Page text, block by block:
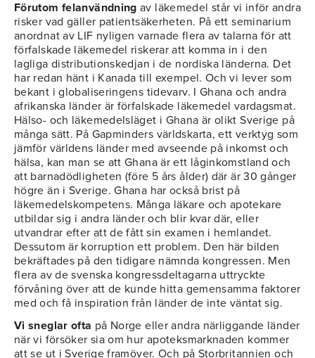
Förutom felanvändning av läkemedel står vi inför andra
risker vad gäller patientsäkerheten. På ett seminarium
anordnat av LIF nyligen varnade flera av talarna för att
förfalskade läkemedel riskerar att komma in i den
lagliga distributionskedjan i de nordiska länderna. Det
har redan hänt i Kanada till exempel. Och vi lever som
bekant i globaliseringens tidevarv. I Ghana och andra
afrikanska länder är förfalskade läkemedel vardagsmat.
Hälso- och läkemedelsläget i Ghana är olikt Sverige på
många sätt. På Gapminders världskarta, ett verktyg som
jämför världens länder med avseende på inkomst och
hälsa, kan man se att Ghana är ett låginkomstland och
att barnadödligheten (före 5 års ålder) där är 30 gånger
högre än i Sverige. Ghana har också brist på
läkemedelskompetens. Många läkare och apotekare
utbildar sig i andra länder och blir kvar där, eller
utvandrar efter att de fått sin examen i hemlandet.
Dessutom är korruption ett problem. Den här bilden
bekräftades på den tidigare nämnda kongressen. Men
flera av de svenska kongressdeltagarna uttryckte
förvåning över att de kunde hitta gemensamma faktorer
med och få inspiration från länder de inte väntat sig.
Vi sneglar ofta på Norge eller andra närliggande länder
när vi försöker sia om hur apoteksmarknaden kommer
att se ut i Sverige framöver. Och på Storbritannien och